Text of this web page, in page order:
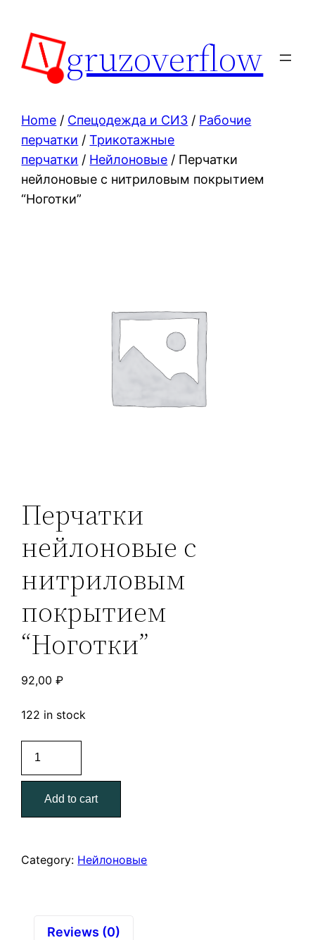
content
gruzoverflow
Home / Спецодежда и СИЗ / Рабочие
перчатки /Трикотажные
перчатки / Нейлоновые / Перчатки
нейлоновые с нитриловым покрытием
“Ноготки”
Перчатки
нейлоновые с
нитриловым
покрытием
“Ноготки”
92,00₽
122 in stock
нейлоновые
с
нитриловым
покрытием
quantity
Add to cart
Category: Нейлоновые
Reviews (0)